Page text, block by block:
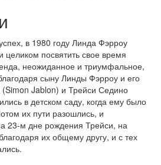
в 1980 году Линда Фэрроу
целиком посвятить свое время
неожиданное и триумфальное,
сыну Линды Фэрроу и его
Jablon) и Трейси Седино
в детском саду, когда ему было
их пути разошлись, и
23-м дне рождения Трейси, на
их общему другу, и с тех